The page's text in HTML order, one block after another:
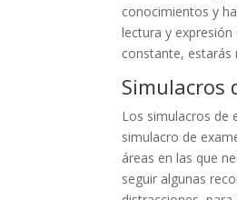
conocimientos y
lectura y expresión
constante, estarás
Simulacros
Los simulacros de
simulacro de
áreas en las que
seguir algunas